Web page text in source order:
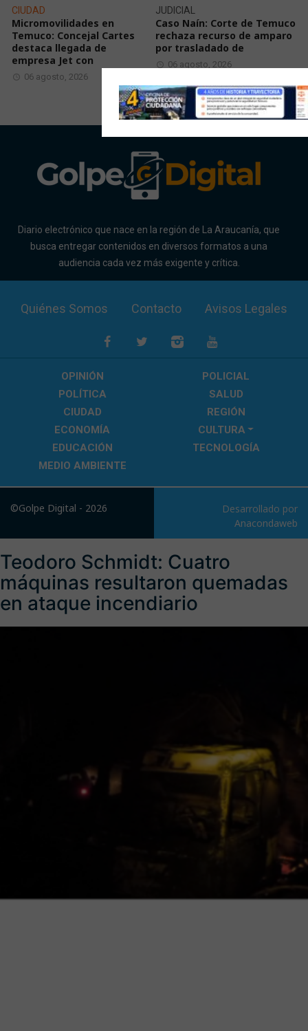
CIUDAD
Micromovilidades en
Temuco: Concejal Cartes
destaca llegada de
empresa Jet con
06 agosto, 2026
JUDICIAL
Caso Naín: Corte de Temuco
rechaza recurso de amparo
por trasladado de
06 agosto, 2026
Diario electrónico que nace en la región de La Araucanía, que
busca entregar contenidos en diversos formatos a una
audiencia cada vez más exigente y crítica.
Quiénes Somos Contacto Avisos Legales
OPINIÓN
POLICIAL
POLÍTICA
SALUD
CIUDAD
REGIÓN
ECONOMÍA
CULTURA
EDUCACIÓN
TECNOLOGÍA
MEDIO AMBIENTE
©Golpe Digital - 2026
Desarrollado por
Anacondaweb
Teodoro Schmidt: Cuatro
máquinas resultaron quemadas
en ataque incendiario